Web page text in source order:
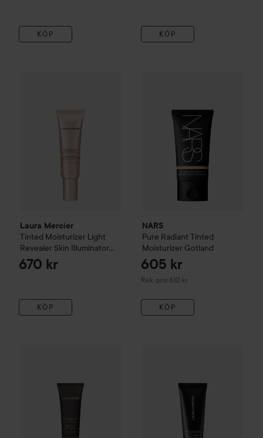
KÖP KÖP
Laura Mercier
Tinted Moisturizer Light
Revealer Skin Illuminator
0N1 Petal
670 kr
KÖP
NARS
Pure Radiant Tinted
Moisturizer Gotland
605 kr
Rek. pris 610 kr
Rekommenderat pris 610 kr
KÖP